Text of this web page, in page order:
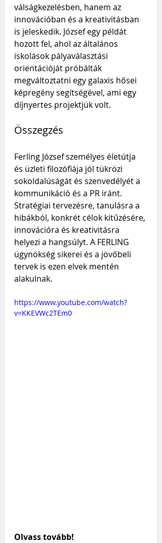
válságkezelésben, hanem az
innovációban és a kreativitásban
is jeleskedik. József egy példát
hozott fel, ahol az általános
iskolások pályaválasztási
orientációját próbálták
megváltoztatni egy galaxis hősei
képregény segítségével, ami egy
díjnyertes projektjük volt.
Összegzés
Ferling József személyes életútja
és üzleti filozófiája jól tükrözi
sokoldalúságát és szenvedélyét a
kommunikáció és a PR iránt.
Stratégiai tervezésre, tanulásra a
hibákból, konkrét célok kitűzésére,
innovációra és kreativitásra
helyezi a hangsúlyt. A FERLING
ügynökség sikerei és a jövőbeli
tervek is ezen elvek mentén
alakulnak.
https://www.youtube.com/watch?
v=KKEVWc2TEm0
Olvass tovább!